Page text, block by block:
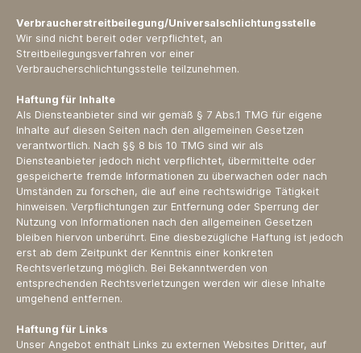
Verbraucher­streit­beilegung/Universal­schlichtungs­stelle
Wir sind nicht bereit oder verpflichtet, an
Streitbeilegungsverfahren vor einer
Verbraucherschlichtungsstelle teilzunehmen.
Haftung für Inhalte
Als Diensteanbieter sind wir gemäß § 7 Abs.1 TMG für eigene
Inhalte auf diesen Seiten nach den allgemeinen Gesetzen
verantwortlich. Nach §§ 8 bis 10 TMG sind wir als
Diensteanbieter jedoch nicht verpflichtet, übermittelte oder
gespeicherte fremde Informationen zu überwachen oder nach
Umständen zu forschen, die auf eine rechtswidrige Tätigkeit
hinweisen. Verpflichtungen zur Entfernung oder Sperrung der
Nutzung von Informationen nach den allgemeinen Gesetzen
bleiben hiervon unberührt. Eine diesbezügliche Haftung ist jedoch
erst ab dem Zeitpunkt der Kenntnis einer konkreten
Rechtsverletzung möglich. Bei Bekanntwerden von
entsprechenden Rechtsverletzungen werden wir diese Inhalte
umgehend entfernen.
Haftung für Links
Unser Angebot enthält Links zu externen Websites Dritter, auf